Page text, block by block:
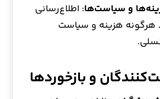
و سیاست‌ها: اطلاع‌رسانی
هرگونه هزینه و سیاست